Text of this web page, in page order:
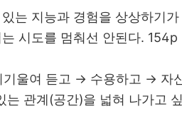
는 지능과 경험을 상상하기
시도를 멈춰선 안된다. 154p
울여 듣고 → 수용하고 → 자
관계(공간)을 넓혀 나가고